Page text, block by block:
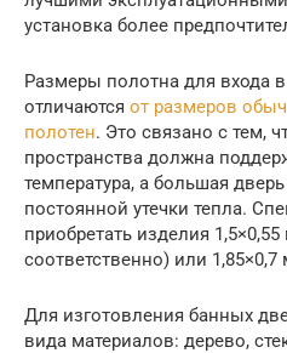
установка более
Размеры полотна для входа
отличаются от размеров
полотен. Это связано с тем,
пространства должна
температура, а большая
постоянной утечки тепла.
приобретать изделия
соответственно) или 1,85×0,7
Для изготовления банных
вида материалов: дерево,